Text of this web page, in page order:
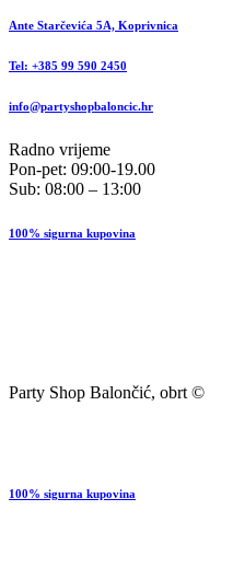
Ante Starčevića 5A, Koprivnica
Tel: +385 99 590 2450
info@partyshopbaloncic.hr
Radno vrijeme
Pon-pet: 09:00-19.00
Sub: 08:00 – 13:00
100% sigurna kupovina
Party Shop Balončić, obrt ©
100% sigurna kupovina